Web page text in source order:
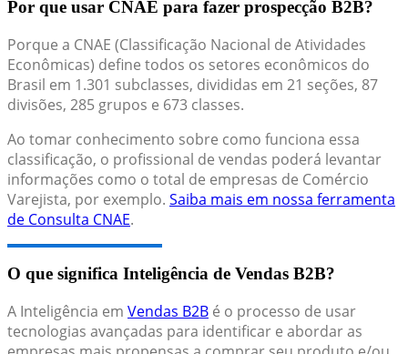
Por que usar CNAE para fazer prospecção B2B?
Porque a CNAE (Classificação Nacional de Atividades
Econômicas) define todos os setores econômicos do
Brasil em 1.301 subclasses, divididas em 21 seções, 87
divisões, 285 grupos e 673 classes.
Ao tomar conhecimento sobre como funciona essa
classificação, o profissional de vendas poderá levantar
informações como o total de empresas de Comércio
Varejista, por exemplo. Saiba mais em nossa ferramenta
de Consulta CNAE.
O que significa Inteligência de Vendas B2B?
A Inteligência em Vendas B2B é o processo de usar
tecnologias avançadas para identificar e abordar as